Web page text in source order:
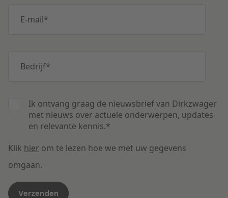
E-mail*
Bedrijf*
Ik ontvang graag de nieuwsbrief van Dirkzwager
met nieuws over actuele onderwerpen, updates
en relevante kennis.*
Klik hier om te lezen hoe we met uw gegevens
omgaan.